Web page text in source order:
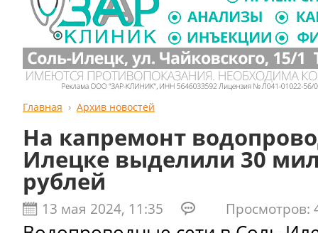
Главная Архив новостей
На капремонт
Илецке выделили 30
рублей
13 мая 2024, 11:35 Просмотров: